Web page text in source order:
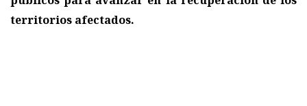
territorios afectados.